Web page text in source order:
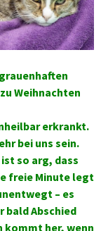
Weihnachten
erkrankt.
bei uns sein.
so arg, dass
freie Minute legt
– es
bald Abschied
kommt her, wenn